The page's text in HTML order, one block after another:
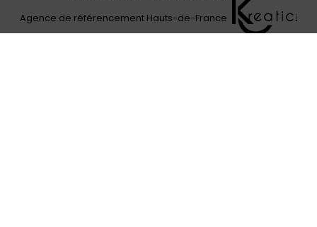
Agence de référencement Hauts-de-France